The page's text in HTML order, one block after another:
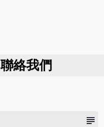
聯絡我們
subject